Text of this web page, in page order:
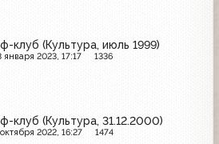
клуб (Культура, июль 1999)
января 2023, 17:17 1336
клуб (Культура, 31.12.2000)
2022, 16:27 1474